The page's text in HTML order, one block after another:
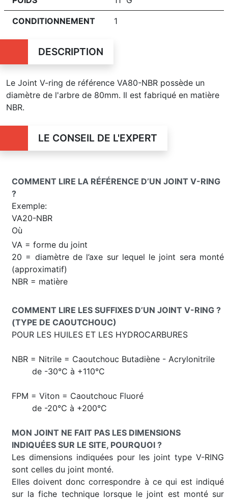
CONDITIONNEMENT 1
DESCRIPTION
Le Joint V-ring de référence VA80-NBR possède un
diamètre de l'arbre de 80mm. Il est fabriqué en matière
NBR.
LE CONSEIL DE L'EXPERT
COMMENT LIRE LA RÉFÉRENCE D’UN JOINT V-RING
?
Exemple:
VA20-NBR
Où
VA = forme du joint
20 = diamètre de l’axe sur lequel le joint sera monté
(approximatif)
NBR = matière
COMMENT LIRE LES SUFFIXES D’UN JOINT V-RING ?
(TYPE DE CAOUTCHOUC)
POUR LES HUILES ET LES HYDROCARBURES
NBR = Nitrile = Caoutchouc Butadiène - Acrylonitrile
de -30°C à +110°C
FPM = Viton = Caoutchouc Fluoré
de -20°C à +200°C
MON JOINT NE FAIT PAS LES DIMENSIONS
INDIQUÉES SUR LE SITE, POURQUOI ?
Les dimensions indiquées pour les joint type V-RING
sont celles du joint monté.
Elles doivent donc correspondre à ce qui est indiqué
sur la fiche technique lorsque le joint est monté sur